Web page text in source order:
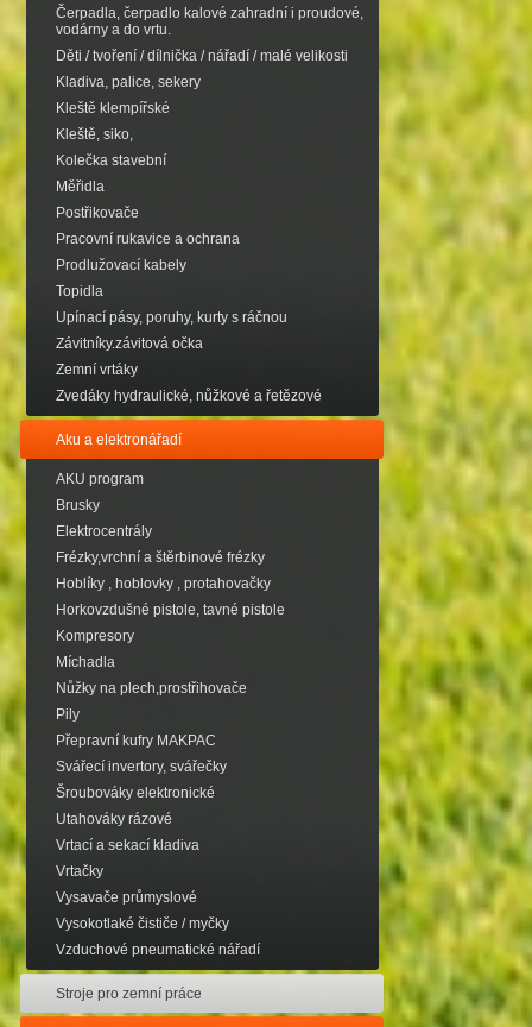
Čerpadla, čerpadlo kalové zahradní i proudové,
vodárny a do vrtu.
Děti / tvoření / dílnička / nářadí / malé velikosti
Kladiva, palice, sekery
Kleště klempířské
Kleště, siko,
Kolečka stavební
Měřidla
Postřikovače
Pracovní rukavice a ochrana
Prodlužovací kabely
Topidla
Upínací pásy, poruhy, kurty s ráčnou
Závitníky.závitová očka
Zemní vrtáky
Zvedáky hydraulické, nůžkové a řetězové
Aku a elektronářadí
AKU program
Brusky
Elektrocentrály
Frézky,vrchní a štěrbinové frézky
Hoblíky , hoblovky , protahovačky
Horkovzdušné pistole, tavné pistole
Kompresory
Míchadla
Nůžky na plech,prostřihovače
Pily
Přepravní kufry MAKPAC
Svářecí invertory, svářečky
Šroubováky elektronické
Utahováky rázové
Vrtací a sekací kladiva
Vrtačky
Vysavače průmyslové
Vysokotlaké čističe / myčky
Vzduchové pneumatické nářadí
Stroje pro zemní práce